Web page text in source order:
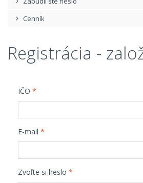
Cenník
Registrácia -
IČO *
E-mail *
Zvoľte si heslo *